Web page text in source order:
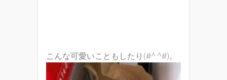
こんな可愛いこともしたり(#^.^#)。